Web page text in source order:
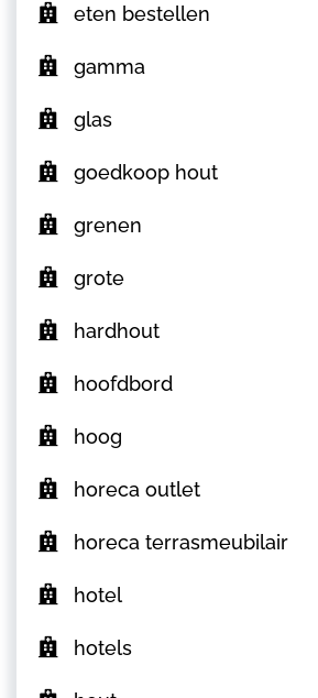
eten bestellen
gamma
glas
goedkoop hout
grenen
grote
hardhout
hoofdbord
hoog
horeca outlet
horeca terrasmeubilair
hotel
hotels